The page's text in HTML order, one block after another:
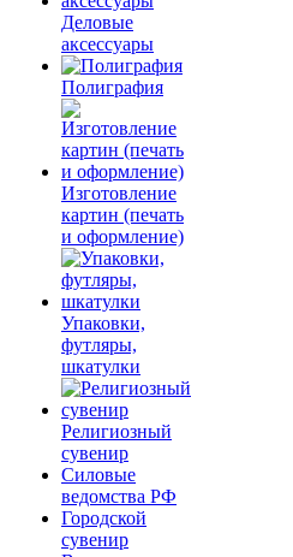
Деловые
аксессуары
Полиграфия
Изготовление
картин (печать
и оформление)
Упаковки,
футляры,
шкатулки
Религиозный
сувенир
Силовые
ведомства РФ
Городской
сувенир